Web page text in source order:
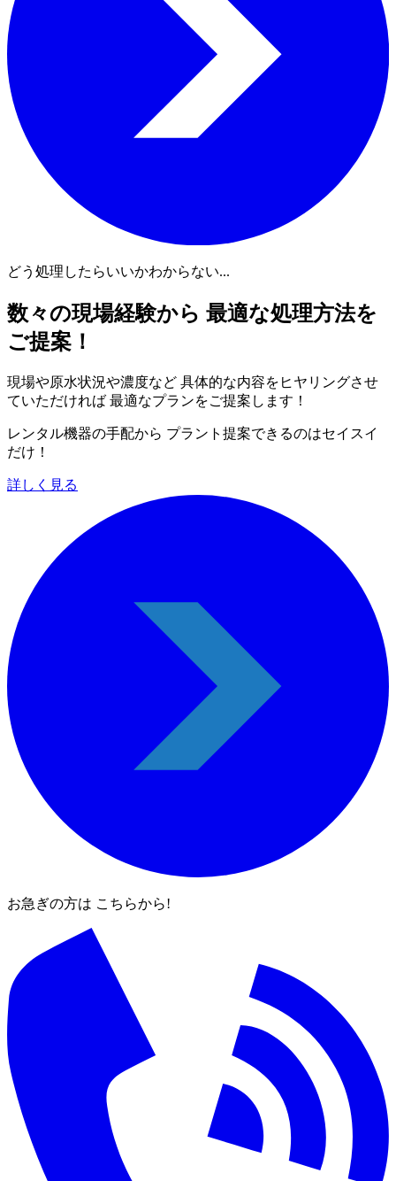
どう処理したらいいかわからない...
数々の現場経験から 最適な処理方法を
ご提案！
現場や原水状況や濃度など 具体的な内容をヒヤリングさせ
ていただければ 最適なプランをご提案します！
レンタル機器の手配から プラント提案できるのはセイスイ
だけ！
詳しく見る
お急ぎの方は こちらから!